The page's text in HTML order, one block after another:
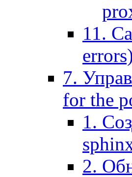
11.
7.
for the
1.
2.